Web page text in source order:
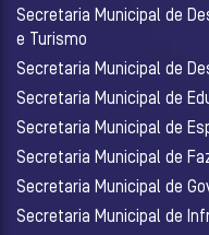
Secretaria Municipal de
e Turismo
Secretaria Municipal de
Secretaria Municipal de
Secretaria Municipal de
Secretaria Municipal de
Secretaria Municipal de
Secretaria Municipal de